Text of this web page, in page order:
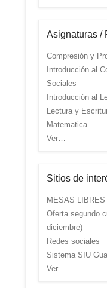
Asignaturas /
Compresión y
Introducción al
Sociales
Introducción al
Lectura y
Matematica
Ver…
Sitios de
MESAS LIBRES
Oferta segundo
diciembre)
Redes sociales
Sistema SIU
Ver…